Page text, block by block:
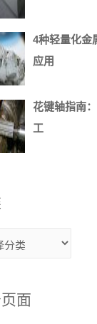
4种轻量化金
应用
花键轴指南
工
面